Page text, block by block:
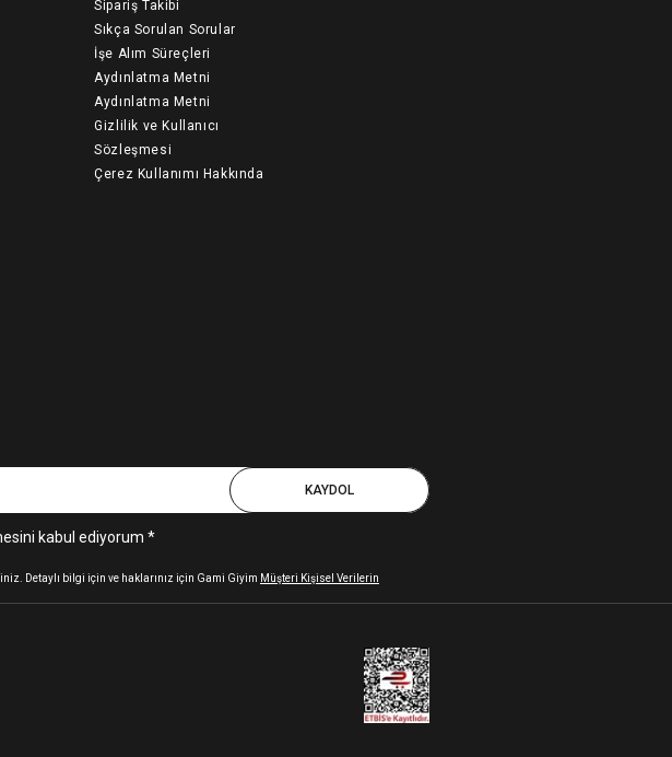
Sipariş Takibi
Sıkça Sorulan Sorular
İşe Alım Süreçleri
Aydınlatma Metni
Aydınlatma Metni
Gizlilik ve Kullanıcı
Sözleşmesi
Çerez Kullanımı Hakkında
KAYDOL
kabul ediyorum *
Detaylı bilgi için ve haklarınız için Gami Giyim Müşteri Kişisel Verilerin